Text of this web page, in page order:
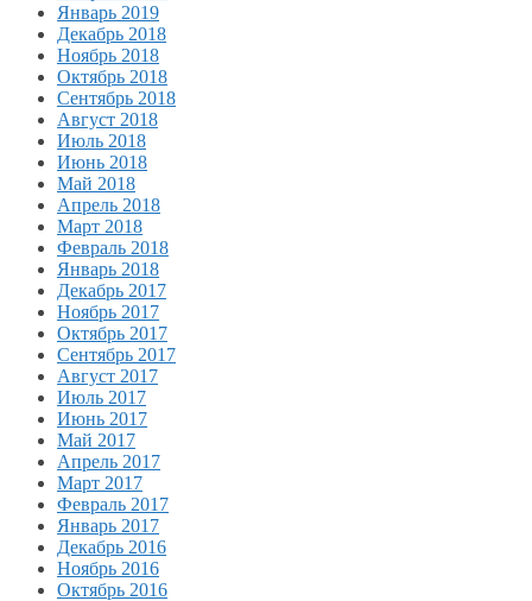
Январь 2019
Декабрь 2018
Ноябрь 2018
Октябрь 2018
Сентябрь 2018
Август 2018
Июль 2018
Июнь 2018
Май 2018
Апрель 2018
Март 2018
Февраль 2018
Январь 2018
Декабрь 2017
Ноябрь 2017
Октябрь 2017
Сентябрь 2017
Август 2017
Июль 2017
Июнь 2017
Май 2017
Апрель 2017
Март 2017
Февраль 2017
Январь 2017
Декабрь 2016
Ноябрь 2016
Октябрь 2016